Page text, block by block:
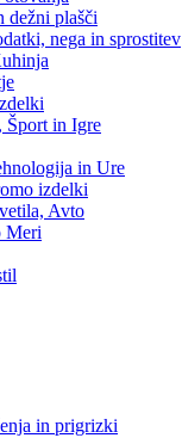
dežni plašči
nega in sprostitev
Šport in Igre
in Ure
izdelki
Avto
Meri
in prigrizki